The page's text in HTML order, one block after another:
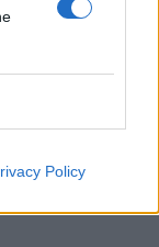
Policy